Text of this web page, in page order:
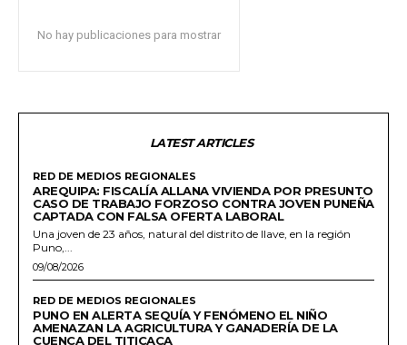
No hay publicaciones para mostrar
LATEST ARTICLES
RED DE MEDIOS REGIONALES
AREQUIPA: FISCALÍA ALLANA VIVIENDA POR PRESUNTO
CASO DE TRABAJO FORZOSO CONTRA JOVEN PUNEÑA
CAPTADA CON FALSA OFERTA LABORAL
Una joven de 23 años, natural del distrito de Ilave, en la región
Puno,...
09/08/2026
RED DE MEDIOS REGIONALES
PUNO EN ALERTA SEQUÍA Y FENÓMENO EL NIÑO
AMENAZAN LA AGRICULTURA Y GANADERÍA DE LA
CUENCA DEL TITICACA